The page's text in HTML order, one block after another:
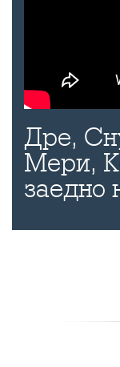
Дре,
Мери,
заедно